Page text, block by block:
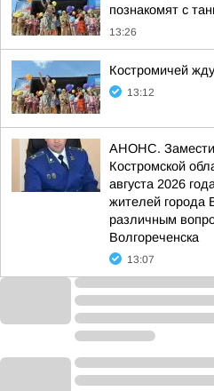
познакомят с
13:26
Костромичей
13:12
АНОНС.
Костромской
августа 2026
жителей города
различным
Волгореченска
13:07